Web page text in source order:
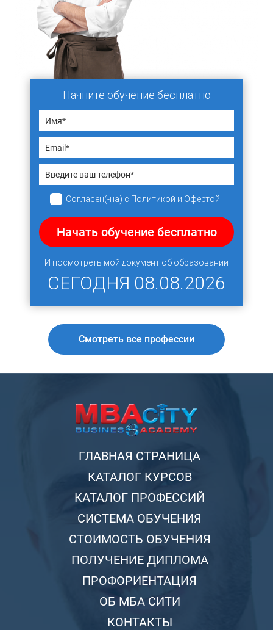
Начните обучение бесплатно
Согласен(-на) с Политикой и Офертой
Начать обучение бесплатно
И посмотреть мой документ об образовании
СЕГОДНЯ 08.08.2026
Смотреть все профессии
ГЛАВНАЯ СТРАНИЦА
КАТАЛОГ КУРСОВ
КАТАЛОГ ПРОФЕССИЙ
СИСТЕМА ОБУЧЕНИЯ
СТОИМОСТЬ ОБУЧЕНИЯ
ПОЛУЧЕНИЕ ДИПЛОМА
ПРОФОРИЕНТАЦИЯ
ОБ МБА СИТИ
КОНТАКТЫ